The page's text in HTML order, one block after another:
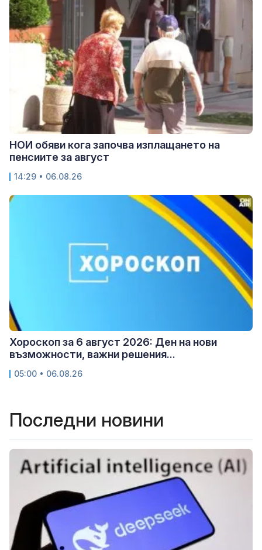
НОИ обяви кога започва изплащането на
пенсиите за август
14:29 • 06.08.26
Хороскоп за 6 август 2026: Ден на нови
възможности, важни решения...
05:00 • 06.08.26
Последни новини